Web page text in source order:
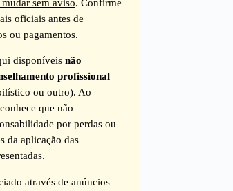
sem aviso. Confirme
oficiais antes de
ou pagamentos.
disponíveisnão
profissional
ou outro). Ao
que não
por perdas ou
da aplicação das
através de anúncios